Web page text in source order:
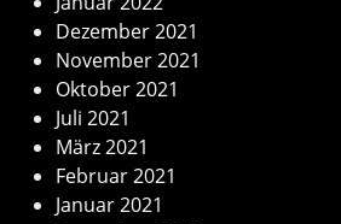
Dezember 2021
November 2021
Oktober 2021
Juli 2021
März 2021
Februar 2021
Januar 2021